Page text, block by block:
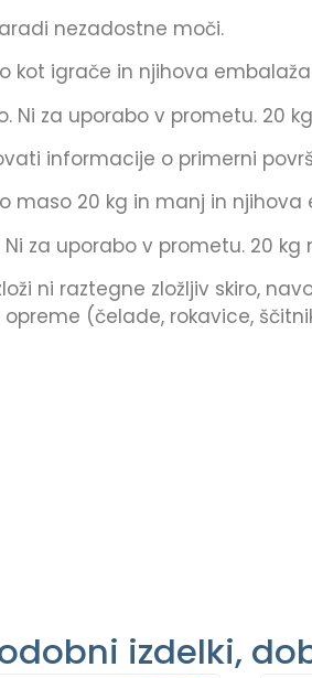
nezadostne moči.
kot igrače in njihova
Ni za uporabo v prometu. 20
informacije o primerni
maso 20 kg in manj in
za uporabo v prometu. 20 kg
ni raztegne zložljiv skiro,
(čelade, rokavice,
izdelki,